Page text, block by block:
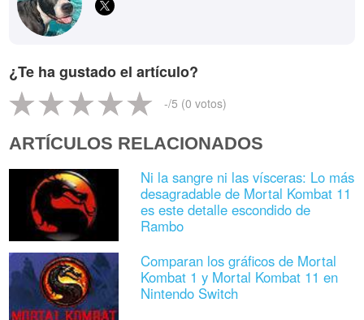
¿Te ha gustado el artículo?
-/5 (0 votos)
ARTÍCULOS RELACIONADOS
Ni la sangre ni las vísceras: Lo más
desagradable de Mortal Kombat 11
es este detalle escondido de
Rambo
Comparan los gráficos de Mortal
Kombat 1 y Mortal Kombat 11 en
Nintendo Switch